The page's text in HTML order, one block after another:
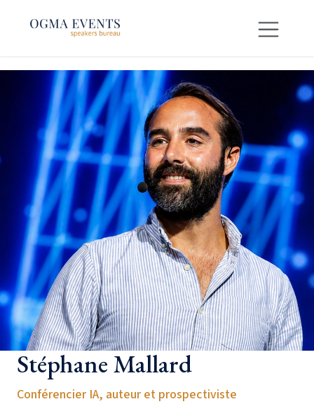
Stéphane Mallard
Conférencier IA, auteur et prospectiviste